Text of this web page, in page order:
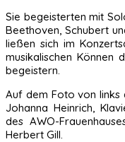
Sie begeisterten mit
Beethoven, Schubert
ließen sich im
musikalischen Können
begeistern.
Auf dem Foto von links
Johanna Heinrich,
des AWO-
Herbert Gill.